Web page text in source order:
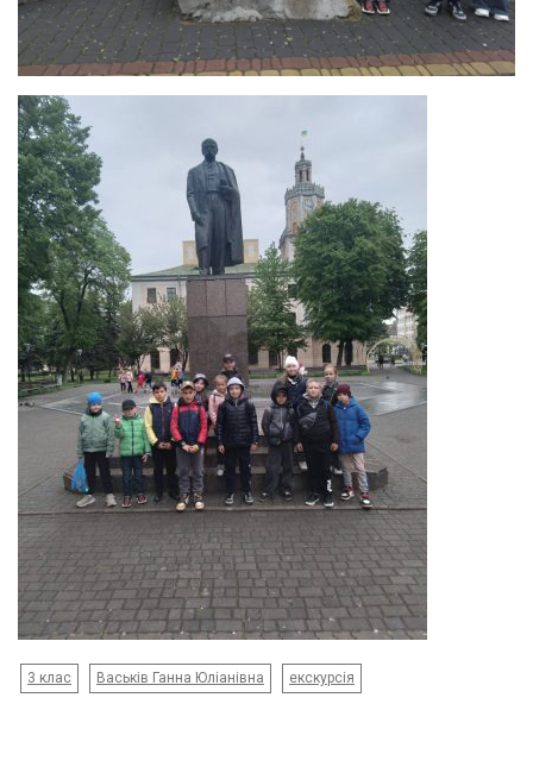
3 клас Васьків Ганна Юліанівна екскурсія